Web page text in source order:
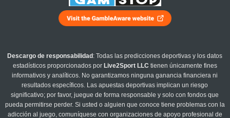
Descargo de responsabilidad : Todas las predicciones deportivas y los datos
estadísticos proporcionados por Live2Sport LLC tienen únicamente fines
informativos y analíticos. No garantizamos ninguna ganancia financiera ni
resultados específicos. Las apuestas deportivas implican un riesgo
significativo; por favor, juegue de forma responsable y solo con fondos que
pueda permitirse perder. Si usted o alguien que conoce tiene problemas con la
adicción al juego, comuníquese con organizaciones de apoyo profesional de